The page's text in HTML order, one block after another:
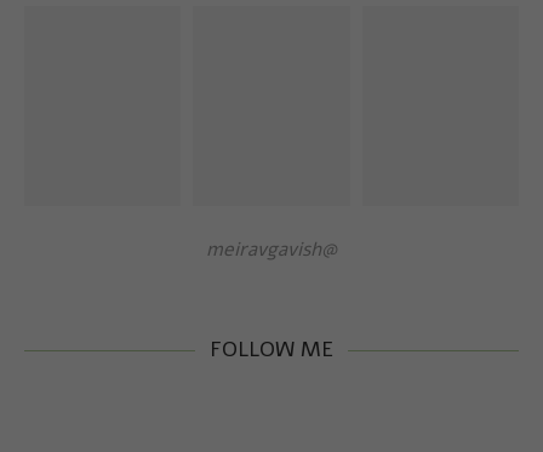
@meiravgavish
FOLLOW ME